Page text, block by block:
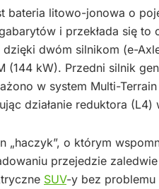
bateria litowo-jonowa o
i przekłada się
dwóm silnikom (e-
(144 kW). Przedni silnik
w system Multi-
działanie reduktora (L4)
„haczyk”, o którym
przejedzie zaledwie
SUV-y bez problemu